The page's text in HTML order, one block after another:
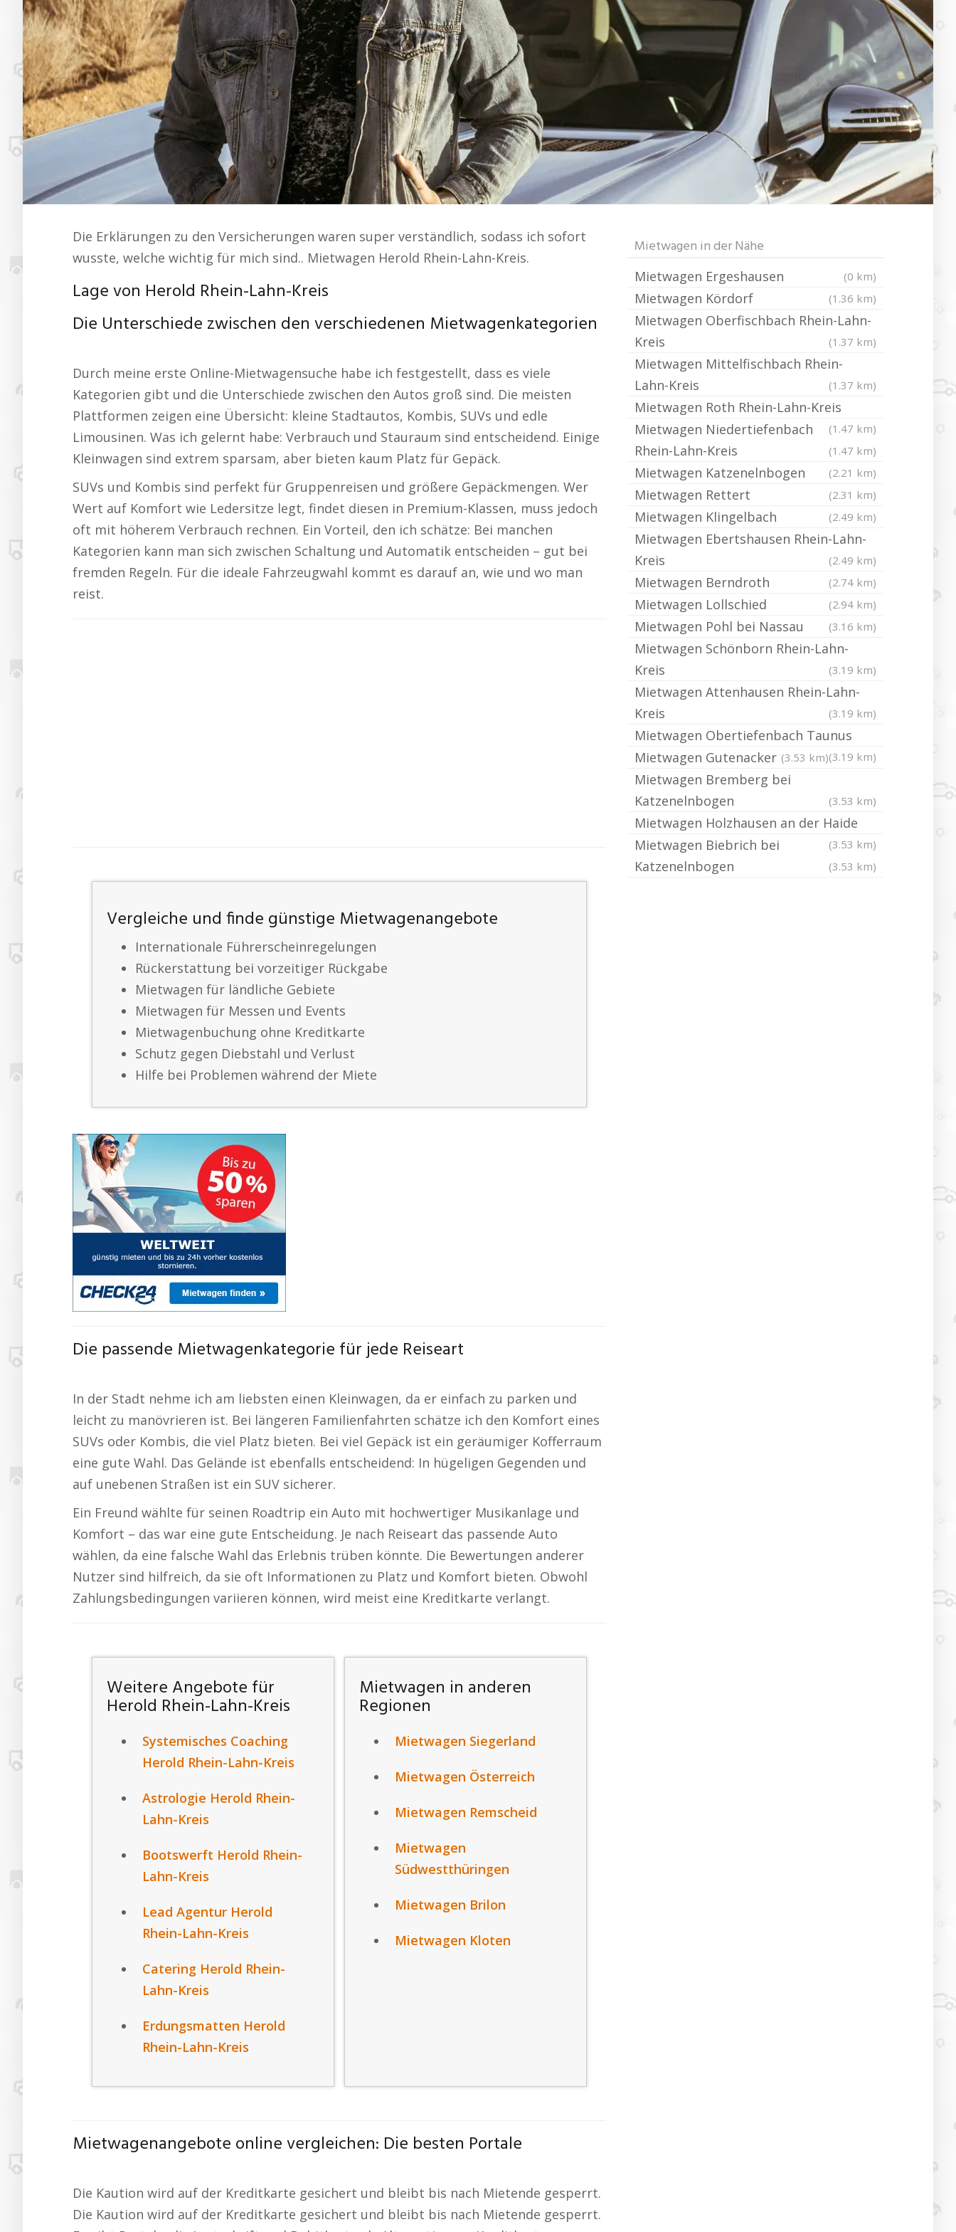
Die Erklärungen zu den Versicherungen waren super verständlich, sodass ich sofort
wusste, welche wichtig für mich sind.. Mietwagen Herold Rhein-Lahn-Kreis.
Lage von Herold Rhein-Lahn-Kreis
Die Unterschiede zwischen den verschiedenen Mietwagenkategorien
Durch meine erste Online-Mietwagensuche habe ich festgestellt, dass es viele
Kategorien gibt und die Unterschiede zwischen den Autos groß sind. Die meisten
Plattformen zeigen eine Übersicht: kleine Stadtautos, Kombis, SUVs und edle
Limousinen. Was ich gelernt habe: Verbrauch und Stauraum sind entscheidend. Einige
Kleinwagen sind extrem sparsam, aber bieten kaum Platz für Gepäck.
SUVs und Kombis sind perfekt für Gruppenreisen und größere Gepäckmengen. Wer
Wert auf Komfort wie Ledersitze legt, findet diesen in Premium-Klassen, muss jedoch
oft mit höherem Verbrauch rechnen. Ein Vorteil, den ich schätze: Bei manchen
Kategorien kann man sich zwischen Schaltung und Automatik entscheiden – gut bei
fremden Regeln. Für die ideale Fahrzeugwahl kommt es darauf an, wie und wo man
reist.
Vergleiche und finde günstige Mietwagenangebote
Internationale Führerscheinregelungen
Rückerstattung bei vorzeitiger Rückgabe
Mietwagen für ländliche Gebiete
Mietwagen für Messen und Events
Mietwagenbuchung ohne Kreditkarte
Schutz gegen Diebstahl und Verlust
Hilfe bei Problemen während der Miete
Die passende Mietwagenkategorie für jede Reiseart
In der Stadt nehme ich am liebsten einen Kleinwagen, da er einfach zu parken und
leicht zu manövrieren ist. Bei längeren Familienfahrten schätze ich den Komfort eines
SUVs oder Kombis, die viel Platz bieten. Bei viel Gepäck ist ein geräumiger Kofferraum
eine gute Wahl. Das Gelände ist ebenfalls entscheidend: In hügeligen Gegenden und
auf unebenen Straßen ist ein SUV sicherer.
Ein Freund wählte für seinen Roadtrip ein Auto mit hochwertiger Musikanlage und
Komfort – das war eine gute Entscheidung. Je nach Reiseart das passende Auto
wählen, da eine falsche Wahl das Erlebnis trüben könnte. Die Bewertungen anderer
Nutzer sind hilfreich, da sie oft Informationen zu Platz und Komfort bieten. Obwohl
Zahlungsbedingungen variieren können, wird meist eine Kreditkarte verlangt.
Weitere Angebote für
Herold Rhein-Lahn-Kreis
Systemisches Coaching
Herold Rhein-Lahn-Kreis
Astrologie Herold Rhein-
Lahn-Kreis
Bootswerft Herold Rhein-
Lahn-Kreis
Lead Agentur Herold
Rhein-Lahn-Kreis
Catering Herold Rhein-
Lahn-Kreis
Erdungsmatten Herold
Rhein-Lahn-Kreis
Mietwagen in anderen
Regionen
Mietwagen Siegerland
Mietwagen Österreich
Mietwagen Remscheid
Mietwagen
Südwestthüringen
Mietwagen Brilon
Mietwagen Kloten
Mietwagenangebote online vergleichen: Die besten Portale
Die Kaution wird auf der Kreditkarte gesichert und bleibt bis nach Mietende gesperrt.
Die Kaution wird auf der Kreditkarte gesichert und bleibt bis nach Mietende gesperrt.
Mietwagen in der Nähe
Mietwagen Ergeshausen (0 km)
Mietwagen Kördorf (1.36 km)
Mietwagen Oberfischbach Rhein-Lahn-
Kreis
(1.37 km)
Mietwagen Mittelfischbach Rhein-
Lahn-Kreis
(1.37 km)
Mietwagen Roth Rhein-Lahn-Kreis
(1.47 km)
Mietwagen Niedertiefenbach
Rhein-Lahn-Kreis
(1.47 km)
Mietwagen Katzenelnbogen (2.21 km)
Mietwagen Rettert (2.31 km)
Mietwagen Klingelbach (2.49 km)
Mietwagen Ebertshausen Rhein-Lahn-
Kreis
(2.49 km)
Mietwagen Berndroth (2.74 km)
Mietwagen Lollschied (2.94 km)
Mietwagen Pohl bei Nassau (3.16 km)
Mietwagen Schönborn Rhein-Lahn-
Kreis
(3.19 km)
Mietwagen Attenhausen Rhein-Lahn-
Kreis
(3.19 km)
Mietwagen Obertiefenbach Taunus
(3.19 km)
Mietwagen Gutenacker (3.53 km)
Mietwagen Bremberg bei
Katzenelnbogen
(3.53 km)
Mietwagen Holzhausen an der Haide
(3.53 km)
Mietwagen Biebrich bei
Katzenelnbogen
(3.53 km)